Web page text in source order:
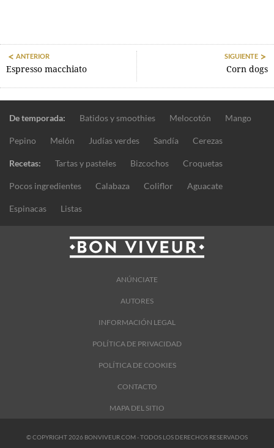
ANTERIOR
Espresso macchiato
SIGUIENTE
Corn dogs
De temporada: Batidos y smoothies Melocotón Mango
Pepino Melón Judías verdes Sandía Cerezas
Recetas: Tartas y pasteles Bizcochos Croquetas
Pocos ingredientes Calabaza Coliflor Aguacate
Espinacas Listas
ANÚNCIATE
AUTORES
INFORMACIÓN LEGAL
POLÍTICA DE PRIVACIDAD
POLÍTICA DE COOKIES
CONTACTO
MAPA DEL SITIO
© COPYRIGHT 2026 BONVIVEUR.COM - TODOS LOS DERECHOS RESERVADOS